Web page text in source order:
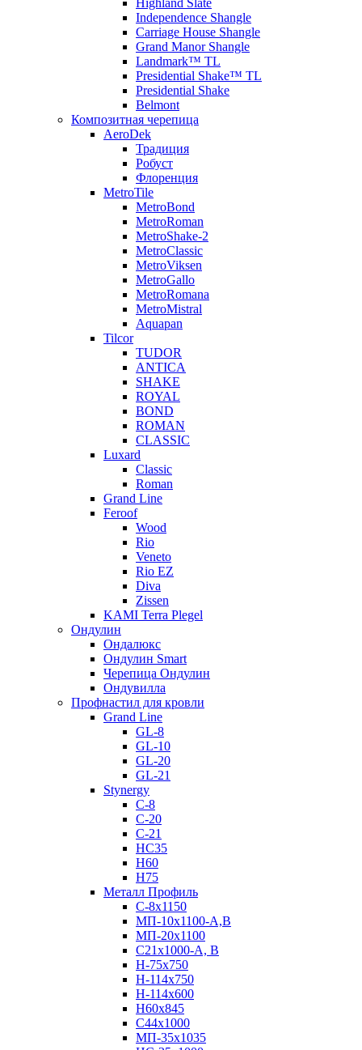
Highland Slate
Independence Shangle
Carriage House Shangle
Grand Manor Shangle
Landmark™ TL
Presidential Shake™ TL
Presidential Shake
Belmont
Композитная черепица
AeroDek
Традиция
Робуст
Флоренция
MetroTile
MetroBond
MetroRoman
MetroShake-2
MetroClassic
MetroViksen
MetroGallo
MetroRomana
MetroMistral
Aquapan
Tilcor
TUDOR
ANTICA
SHAKE
ROYAL
BOND
ROMAN
CLASSIC
Luxard
Classic
Roman
Grand Line
Feroof
Wood
Rio
Veneto
Rio EZ
Diva
Zissen
KAMI Terra Plegel
Ондулин
Ондалюкс
Ондулин Smart
Черепица Ондулин
Ондувилла
Профнастил для кровли
Grand Line
GL-8
GL-10
GL-20
GL-21
Stynergy
C-8
C-20
C-21
НС35
Н60
H75
Металл Профиль
С-8х1150
МП-10x1100-А,В
МП-20х1100
С21х1000-А, В
H-75х750
Н-114х750
Н-114х600
Н60х845
С44х1000
МП-35х1035